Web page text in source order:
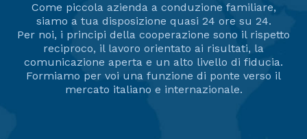
Come piccola azienda a conduzione familiare,
siamo a tua disposizione quasi 24 ore su 24.
Per noi, i principi della cooperazione sono il rispetto
reciproco, il lavoro orientato ai risultati, la
comunicazione aperta e un alto livello di fiducia.
Formiamo per voi una funzione di ponte verso il
mercato italiano e internazionale.